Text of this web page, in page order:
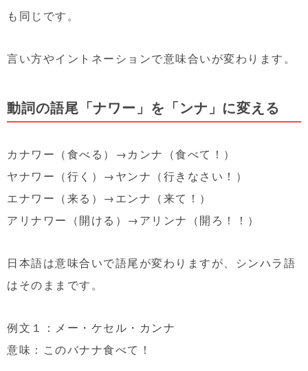
も同じです。
言い方やイントネーションで意味合いが変わります。
動詞の語尾「ナワー」を「ンナ」に変える
カナワー（食べる）→カンナ（食べて！）
ヤナワー（行く）→ヤンナ（行きなさい！）
エナワー（来る）→エンナ（来て！）
アリナワー（開ける）→アリンナ（開ろ！！）
日本語は意味合いで語尾が変わりますが、シンハラ語
はそのままです。
例文１：メー・ケセル・カンナ
意味：このバナナ食べて！